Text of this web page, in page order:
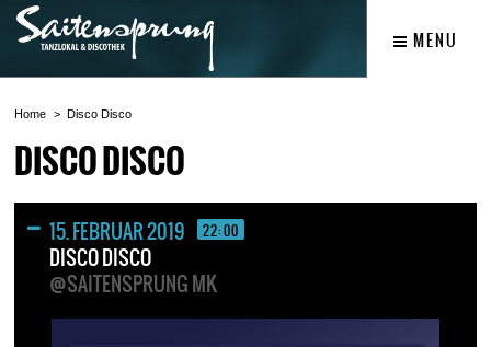
MENU
Home Disco Disco
DISCO DISCO
15. FEBRUAR 2019 22:00
DISCO DISCO
@SAITENSPRUNG MK